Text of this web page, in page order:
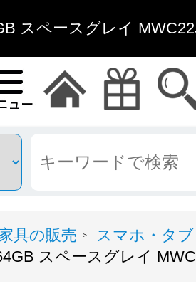
スペースグレイ
具通販
具の販売 >
スマホ・タ
スペースグレイ